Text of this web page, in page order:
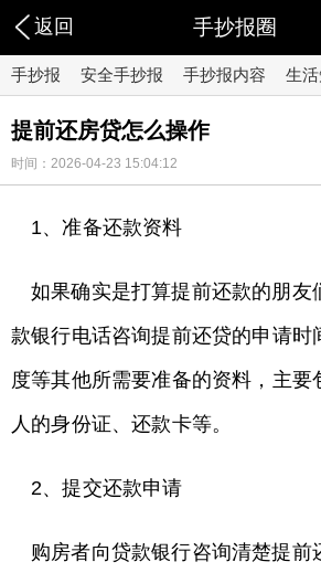
返回 手抄报圈
手抄报 安全手抄报 手抄报内容 生
提前还房贷怎么操作
时间：2026-04-23 15:04:12
1、准备还款资料
如果确实是打算提前还款的朋友
款银行电话咨询提前还贷的申请时
度等其他所需要准备的资料，主要
人的身份证、还款卡等。
2、提交还款申请
购房者向贷款银行咨询清楚提前